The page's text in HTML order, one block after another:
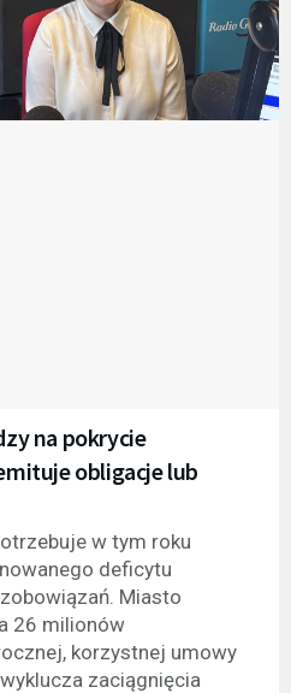
na pokrycie
obligacje lub
w tym roku
deficytu
Miasto
26 milionów
korzystnej umowy
zaciągnięcia